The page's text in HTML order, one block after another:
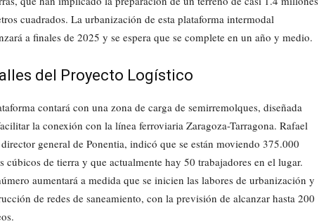
cuadrados. La urbanización de esta plataforma intermodal
a finales de 2025 y se espera que se complete en un año y medio.
del Proyecto Logístico
contará con una zona de carga de semirremolques, diseñada
la conexión con la línea ferroviaria Zaragoza-Tarragona. Rafael
general de Ponentia, indicó que se están moviendo 375.000
cúbicos de tierra y que actualmente hay 50 trabajadores en el lugar.
aumentará a medida que se inicien las labores de urbanización y
de redes de saneamiento, con la previsión de alcanzar hasta 200